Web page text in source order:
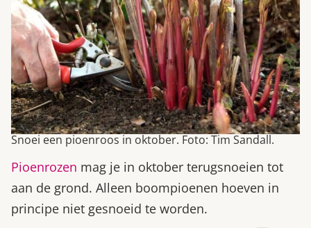
Snoei een pioenroos in oktober. Foto: Tim Sandall.
Pioenrozen mag je in oktober terugsnoeien tot
aan de grond. Alleen boompioenen hoeven in
principe niet gesnoeid te worden.